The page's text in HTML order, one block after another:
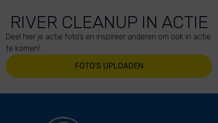
RIVER CLEANUP IN ACTIE
Deel hier je actie foto’s en inspireer anderen om ook in actie
te komen!
FOTO'S UPLOADEN